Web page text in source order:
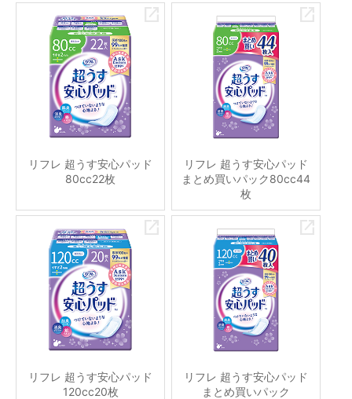
リフレ 超うす安心パッド
80cc22枚
リフレ 超うす安心パッド
まとめ買いパック80cc44
枚
リフレ 超うす安心パッド
120cc20枚
リフレ 超うす安心パッド
まとめ買いパック